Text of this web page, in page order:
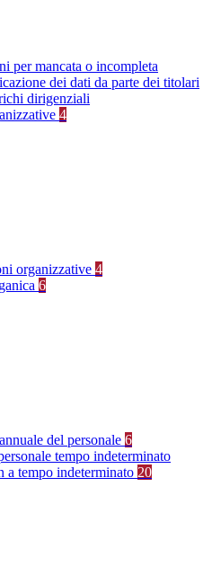
per mancata o incompleta
dei dati da parte dei titolari
dirigenziali
4
organizzative 4
6
del personale 6
tempo indeterminato
a tempo indeterminato 20